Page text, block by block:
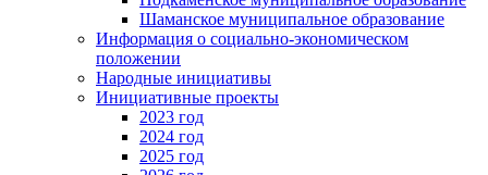
Шаманское муниципальное образование
Информация о социально-экономическом
положении
Народные инициативы
Инициативные проекты
2023 год
2024 год
2025 год